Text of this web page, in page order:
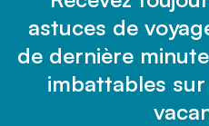
astuces de
de dernière
imbattables